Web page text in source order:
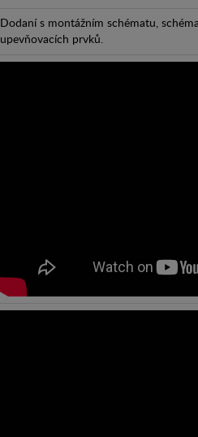
Dodaní s montážním schématu,
upevňovacích prvků.